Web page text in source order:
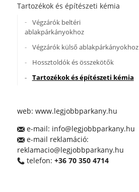
Tartozékok és építészeti kémia
Végzárók beltéri
ablakpárkányokhoz
Végzárók külső ablakpárkányokhoz
Hossztoldók és összekötők
Tartozékok és építészeti kémia
web: www.legjobbparkany.hu
e-mail: info@legjobbparkany.hu
e-mail reklamáció:
reklamacio@legjobbparkany.hu
telefon: +36 70 350 4714